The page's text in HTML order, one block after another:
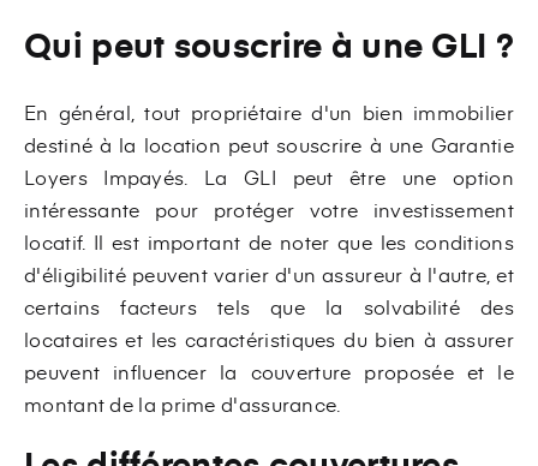
Qui peut souscrire à une GLI ?
En général, tout propriétaire d'un bien immobilier
destiné à la location peut souscrire à une Garantie
Loyers Impayés. La GLI peut être une option
intéressante pour protéger votre investissement
locatif. Il est important de noter que les conditions
d'éligibilité peuvent varier d'un assureur à l'autre, et
certains facteurs tels que la solvabilité des
locataires et les caractéristiques du bien à assurer
peuvent influencer la couverture proposée et le
montant de la prime d'assurance.